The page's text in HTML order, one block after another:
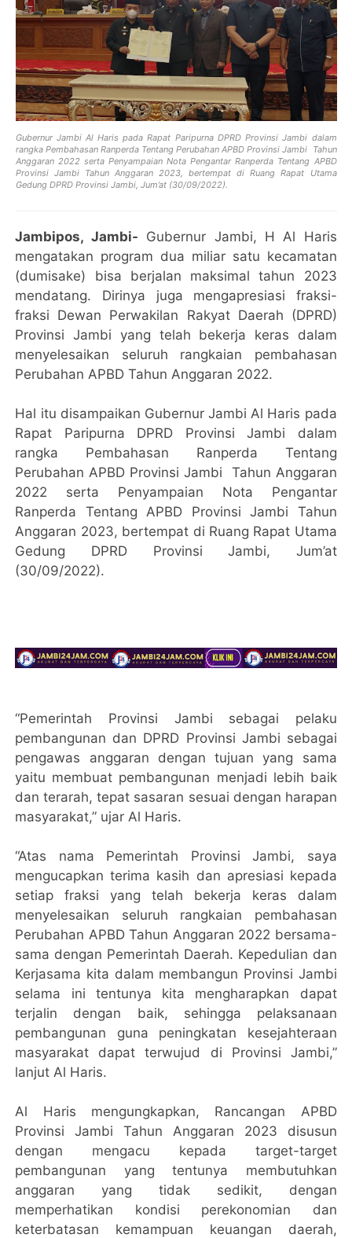
Gubernur Jambi Al Haris pada Rapat Paripurna DPRD Provinsi Jambi dalam
rangka Pembahasan Ranperda Tentang Perubahan APBD Provinsi Jambi Tahun
Anggaran 2022 serta Penyampaian Nota Pengantar Ranperda Tentang APBD
Provinsi Jambi Tahun Anggaran 2023, bertempat di Ruang Rapat Utama
Gedung DPRD Provinsi Jambi, Jum’at (30/09/2022).
Jambipos, Jambi- Gubernur Jambi, H Al Haris
mengatakan program dua miliar satu kecamatan
(dumisake) bisa berjalan maksimal tahun 2023
mendatang. Dirinya juga mengapresiasi fraksi-
fraksi Dewan Perwakilan Rakyat Daerah (DPRD)
Provinsi Jambi yang telah bekerja keras dalam
menyelesaikan seluruh rangkaian pembahasan
Perubahan APBD Tahun Anggaran 2022.
Hal itu disampaikan Gubernur Jambi Al Haris pada
Rapat Paripurna DPRD Provinsi Jambi dalam
rangka Pembahasan Ranperda Tentang
Perubahan APBD Provinsi Jambi Tahun Anggaran
2022 serta Penyampaian Nota Pengantar
Ranperda Tentang APBD Provinsi Jambi Tahun
Anggaran 2023, bertempat di Ruang Rapat Utama
Gedung DPRD Provinsi Jambi, Jum’at
(30/09/2022).
“Pemerintah Provinsi Jambi sebagai pelaku
pembangunan dan DPRD Provinsi Jambi sebagai
pengawas anggaran dengan tujuan yang sama
yaitu membuat pembangunan menjadi lebih baik
dan terarah, tepat sasaran sesuai dengan harapan
masyarakat,” ujar Al Haris.
“Atas nama Pemerintah Provinsi Jambi, saya
mengucapkan terima kasih dan apresiasi kepada
setiap fraksi yang telah bekerja keras dalam
menyelesaikan seluruh rangkaian pembahasan
Perubahan APBD Tahun Anggaran 2022 bersama-
sama dengan Pemerintah Daerah. Kepedulian dan
Kerjasama kita dalam membangun Provinsi Jambi
selama ini tentunya kita mengharapkan dapat
terjalin dengan baik, sehingga pelaksanaan
pembangunan guna peningkatan kesejahteraan
masyarakat dapat terwujud di Provinsi Jambi,”
lanjut Al Haris.
Al Haris mengungkapkan, Rancangan APBD
Provinsi Jambi Tahun Anggaran 2023 disusun
dengan mengacu kepada target-target
pembangunan yang tentunya membutuhkan
anggaran yang tidak sedikit, dengan
memperhatikan kondisi perekonomian dan
keterbatasan kemampuan keuangan daerah,